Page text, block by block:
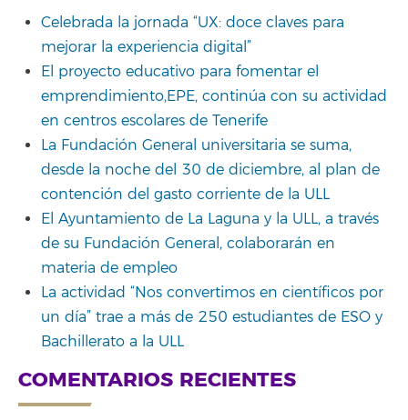
Celebrada la jornada “UX: doce claves para
mejorar la experiencia digital”
El proyecto educativo para fomentar el
emprendimiento,EPE, continúa con su actividad
en centros escolares de Tenerife
La Fundación General universitaria se suma,
desde la noche del 30 de diciembre, al plan de
contención del gasto corriente de la ULL
El Ayuntamiento de La Laguna y la ULL, a través
de su Fundación General, colaborarán en
materia de empleo
La actividad “Nos convertimos en científicos por
un día” trae a más de 250 estudiantes de ESO y
Bachillerato a la ULL
COMENTARIOS RECIENTES